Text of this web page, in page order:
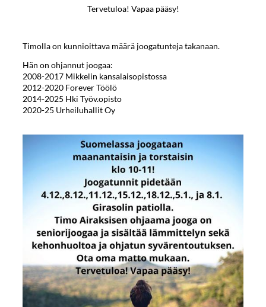
Tervetuloa! Vapaa pääsy!
Timolla on kunnioittava määrä joogatunteja takanaan.
Hän on ohjannut joogaa:
2008-2017 Mikkelin kansalaisopistossa
2012-2020 Forever Töölö
2014-2025 Hki Työv.opisto
2020-25 Urheiluhallit Oy